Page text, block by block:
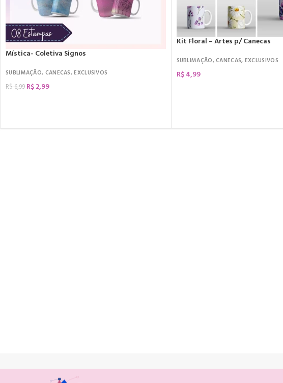
Mística- Coletiva Signos
SUBLIMAÇÃO, CANECAS,EXCLUSIVOS
R$6,99 R$2,99
Kit Floral – Artes p/ Canecas
SUBLIMAÇÃO,CANECAS, EXCLUSIVOS
R$4,99